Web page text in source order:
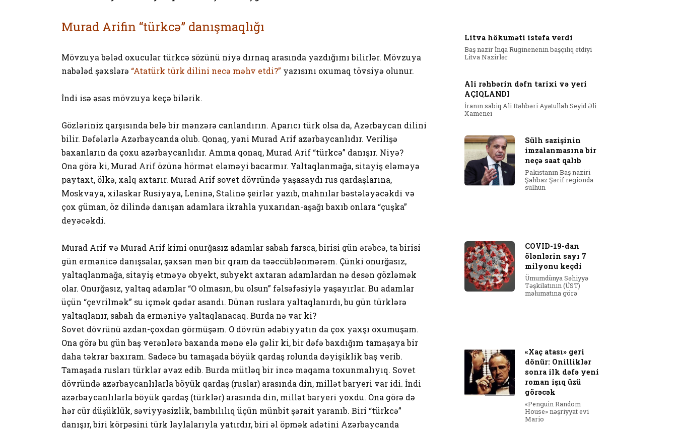
Murad Arifin “türkcə” danışmaqlığı
Mövzuya bələd oxucular türkcə sözünü niyə dırnaq arasında yazdığımı bilirlər. Mövzuya
nabələd şəxslərə “Atatürk türk dilini necə məhv etdi?” yazısını oxumaq tövsiyə olunur.
İndi isə əsas mövzuya keçə bilərik.
Gözləriniz qarşısında belə bir mənzərə canlandırın. Aparıcı türk olsa da, Azərbaycan dilini
bilir. Dəfələrlə Azərbaycanda olub. Qonaq, yəni Murad Arif azərbaycanlıdır. Verilişə
baxanların da çoxu azərbaycanlıdır. Amma qonaq, Murad Arif “türkcə” danışır. Niyə?
Ona görə ki, Murad Arif özünə hörmət eləməyi bacarmır. Yaltaqlanmağa, sitayiş eləməyə
paytaxt, ölkə, xalq axtarır. Murad Arif sovet dövründə yaşasaydı rus qardaşlarına,
Moskvaya, xilaskar Rusiyaya, Leninə, Stalinə şeirlər yazıb, mahnılar bəstələyəcəkdi və
çox güman, öz dilində danışan adamlara ikrahla yuxarıdan-aşağı baxıb onlara “çuşka”
deyəcəkdi.
Murad Arif və Murad Arif kimi onurğasız adamlar sabah farsca, birisi gün ərəbcə, ta birisi
gün ermənicə danışsalar, şəxsən mən bir qram da təəccüblənmərəm. Çünki onurğasız,
yaltaqlanmağa, sitayiş etməyə obyekt, subyekt axtaran adamlardan nə desən gözləmək
olar. Onurğasız, yaltaq adamlar “O olmasın, bu olsun” fəlsəfəsiylə yaşayırlar. Bu adamlar
üçün “çevrilmək” su içmək qədər asandı. Dünən ruslara yaltaqlanırdı, bu gün türklərə
yaltaqlanır, sabah da erməniyə yaltaqlanacaq. Burda nə var ki?
Sovet dövrünü azdan-çoxdan görmüşəm. O dövrün ədəbiyyatın da çox yaxşı oxumuşam.
Ona görə bu gün baş verənlərə baxanda mənə elə gəlir ki, bir dəfə baxdığım tamaşaya bir
daha təkrar baxıram. Sadəcə bu tamaşada böyük qardaş rolunda dəyişiklik baş verib.
Tamaşada rusları türklər əvəz edib. Burda mütləq bir incə məqama toxunmalıyıq. Sovet
dövründə azərbaycanlılarla böyük qardaş (ruslar) arasında din, millət baryeri var idi. İndi
azərbaycanlılarla böyük qardaş (türklər) arasında din, millət baryeri yoxdu. Ona görə də
hər cür düşüklük, səviyyəsizlik, bambılılıq üçün münbit şərait yaranıb. Biri “türkcə”
danışır, biri körpəsini türk laylalarıyla yatırdır, biri əl öpmək adətini Azərbaycanda
Litva hökuməti istefa verdi
Baş nazir İnqa Ruginenenin başçılıq etdiyi
Litva Nazirlər
Ali rəhbərin dəfn tarixi və yeri
AÇIQLANDI
İranın sabiq Ali Rəhbəri Ayətullah Seyid Əli
Xamenei
Sülh sazişinin
imzalanmasına bir
neçə saat qalıb
Pakistanın Baş naziri
Şahbaz Şərif regionda
sülhün
COVID-19-dan
ölənlərin sayı 7
milyonu keçdi
Ümumdünya Səhiyyə
Təşkilatının (ÜST)
məlumatına görə
«Xaç atası» geri
dönür: Onilliklər
sonra ilk dəfə yeni
roman işıq üzü
görəcək
«Penguin Random
House» nəşriyyat evi
Mario